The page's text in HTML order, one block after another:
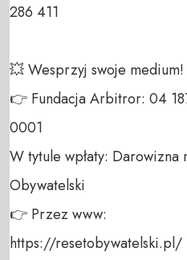
286 411
💥 Wesprzyj swoje medium!
👉 Fundacja Arbitror: 04
0001
W tytule wpłaty: Darowizna
Obywatelski
👉 Przez www:
https://resetobywatelski.pl/